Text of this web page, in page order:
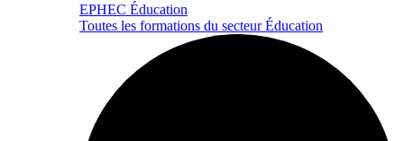
EPHEC Éducation
Toutes les formations du secteur Éducation